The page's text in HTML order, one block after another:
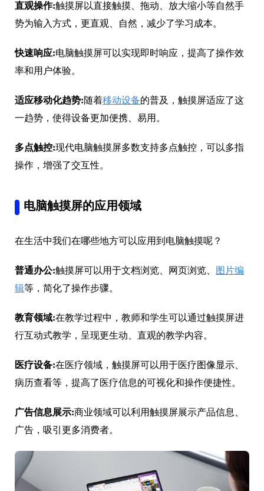
直观操作:触摸屏以直接触摸、拖动、放大缩小等自然手
势为输入方式，更直观、自然，减少了学习成本。
快速响应:电脑触摸屏可以实现即时响应，提高了操作效
率和用户体验。
适应移动化趋势:随着移动设备的普及，触摸屏适应了这
一趋势，使得设备更加便携、易用。
多点触控:现代电脑触摸屏多数支持多点触控，可以多指
操作，增强了交互性。
电脑触摸屏的应用领域
在生活中我们在哪些地方可以应用到电脑触摸呢？
普通办公:触摸屏可以用于文档浏览、网页浏览、
图片编
辑等，简化了操作步骤。
教育领域:在教学过程中，教师和学生可以通过触摸屏进
行互动式教学，呈现更生动、直观的教学内容。
医疗设备:在医疗领域，触摸屏可以用于医疗图像显示、
病历查看等，提高了医疗信息的可视化和操作便捷性。
广告信息展示:商业领域可以利用触摸屏展示产品信息、
广告，吸引更多消费者。